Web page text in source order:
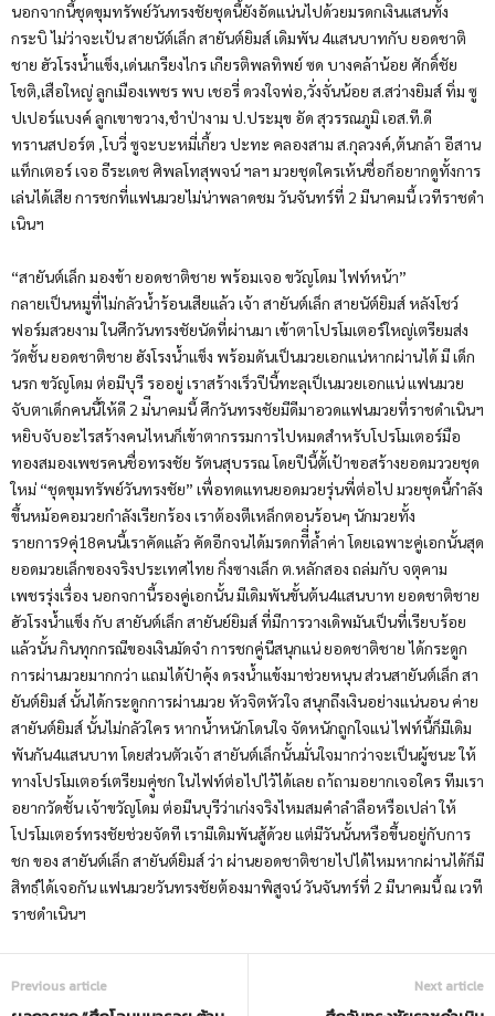
นอกจากนี้ชุดขุมทรัพย์วันทรงชัยชุดนี้ยังอัดแน่นไปด้วยมรดกเงินแสนทั้ง
กระบิ ไม่ว่าจะเป้น สายนัต์เล็ก สายันต์ยิมส์ เดิมพัน 4แสนบาทกับ ยอดชาติ
ชาย ฮัวโรงน้ำแข็ง,เด่นเกรียงไกร เกียรติพลทิพย์ ซด บางคล้าน้อย ศักดิ์ชัย
โชติ,เสือใหญ่ ลูกเมืองเพชร พบ เชอรี่ ดวงใจพ่อ,วั่งจั่นน้อย ส.สว่างยิมส์ ทิ่ม ซู
ปเปอร์แบงค์ ลูกเขาขวาง,ชำป่างาม ป.ประมุข อัด สุวรรณภูมิ เอส.ที.ดี
ทรานสปอร์ต ,โบวี่ ซูจะบะหมี่เกี้ยว ปะทะ คลองสาม ส.กุลวงค์,ต้นกล้า อีสาน
แท็กเตอร์ เจอ ธีระเดช ศิพลโทสุพจน์ ฯลฯ มวยชุดใครเห้นชื่อก็อยากดูทั้งการ
เล่นได้เสีย การชกที่แฟนมวยไม่น่าพลาดชม วันจันทร์ที่ 2 มีนาคมนี้ เวทีราชดำ
เนินฯ
“สายันต์เล็ก มองข้า ยอดชาติชาย พร้อมเจอ ขวัญโดม ไฟท์หน้า”
กลายเป็นหมูที่ไม่กลัวน้ำร้อนเสียแล้ว เจ้า สายันต์เล็ก สายนัต์ยิมส์ หลังโชว์
ฟอร์มสวยงาม ในศึกวันทรงชัยนัดที่ผ่านมา เข้าตาโปรโมเตอร์ใหญ่เตรียมส่ง
วัดชั้น ยอดชาติชาย ฮังโรงน้ำแข็ง พร้อมดันเป็นมวยเอกแน่หากผ่านได้ มี เด็ก
นรก ขวัญโดม ต่อมีบุรี รออยู่ เราสร้างเร็วปีนี้ทะลุเป็เนมวยเอกแน่ แฟนมวย
จับตาเด็กคนนี้ให้ดี 2 ม่ีนาคมนี้ ศึกวันทรงชัยมีดีมาอวดแฟนมวยที่ราชดำเนินฯ
หยิบจับอะไรสร้างคนไหนก็เข้าตากรรมการไปหมดสำหรับโปรโมเตอร์มือ
ทองสมองเพชรคนชื่อทรงชัย รัตนสุบรรณ โดยปีนี้ตั้เป้าขอสร้างยอดมววยชุด
ใหม่ “ชุดขุมทรัพย์วันทรงชัย” เพื่อทดแทนยอดมวยรุ่นพี่ต่อไป มวยชุดนี้กำลัง
ขึ้นหม้อคอมวยกำลังเรียกร้อง เราต้องตีเหล็กตอนร้อนๆ นักมวยทั้ง
รายการ9คุ่18คนนี้เราคัดแล้ว คัดอีกจนได้มรดกทีี่ล้ำค่า โดยเฉพาะคู่เอกนั้นสุด
ยอดมวยเล็กของจริงประเทศไทย กิ่งซางเล็ก ต.หลักสอง ถล่มกับ จตุคาม
เพชรรุ่งเรื่อง นอกจกานี้รองคู่เอกนั้น มีเดิมพันขั้นต้น4แสนบาท ยอดชาติชาย
ฮัวโรงน้ำแข็ง กับ สายันต์เล็ก สายันย์ยิมส์ ที่มีการวางเดิพมันเป็นที่เรียบร้อย
แล้วนั้น กินทุกกรณีของเงินมัดจำ การชกคู่นีสนุกแน่ ยอดชาติชาย ได้กระดูก
การผ่านมวยมากกว่า แถมได้ป๋าคุ้ง ดรงน้ำแข้งมาช่วยหนุน ส่วนสายันต์เล็ก สา
ยันต์ยิมส์ นั้นได้กระดูกการผ่านมวย หัวจิตหัวใจ สนุกถึงเงินอย่างแน่นอน ค่าย
สายันต์ยิมส์ นั้นไม่กลัวใคร หากน้ำหนักโดนใจ จัดหนักถูกใจแน่ ไฟท์นี้ก็มีเดิม
พันกัน4แสนบาท โดยส่วนตัวเจ้า สายันต์เล็กนั้นมั่นใจมากว่าจะเป็นผู้ชนะ ให้
ทางโปรโมเตอร์เตรียมคุู่ชก ในไฟท์ต่อไปไว้ได้เลย ถา้ถามอยากเจอใคร ทีมเรา
อยากวัดชั้น เจ้าขวัญโดม ต่อมีนบุรีว่าเก่งจริงไหมสมคำลำลือหรือเปล่า ให้
โปรโมเตอร์ทรงชัยช่วยจัดที เรามีเดิมพันสู้ด้วย แต่มีวันนั้นหรือขึ้นอยู่กับการ
ชก ของ สายันต์เล็ก สายันต์ยิมส์ ว่า ผ่านยอดชาติชายไปได้ไหมหากผ่านได้ก็มี
สิทธฺ์ได้เจอกัน แฟนมวยวันทรงชัยต้องมาพิสูจน์ วันจันทร์ที่ 2 มีนาคมนี้ ณ เวที
ราชดำเนินฯ
Previous article Next article